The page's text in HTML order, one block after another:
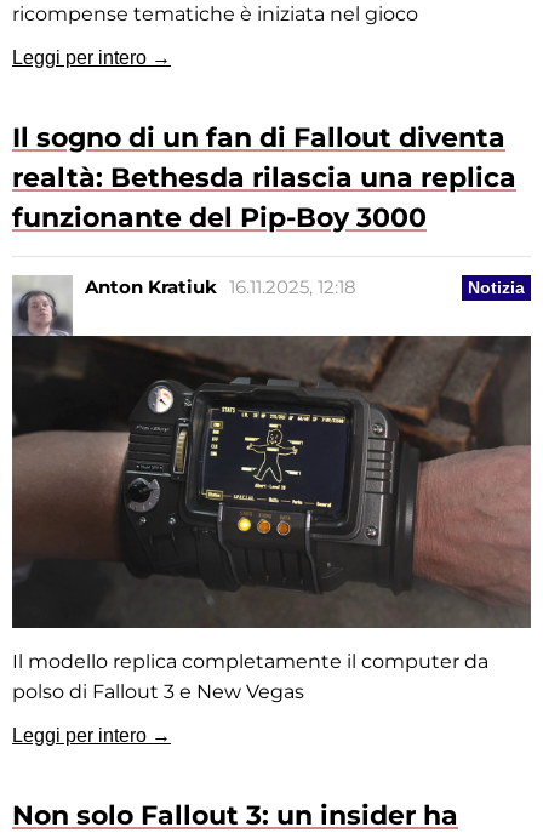
ricompense tematiche è iniziata nel gioco
Leggi per intero →
Il sogno di un fan di Fallout diventa
realtà: Bethesda rilascia una replica
funzionante del Pip-Boy 3000
Notizia
Anton Kratiuk 16.11.2025, 12:18
Il modello replica completamente il computer da
polso di Fallout 3 e New Vegas
Leggi per intero →
Non solo Fallout 3: un insider ha